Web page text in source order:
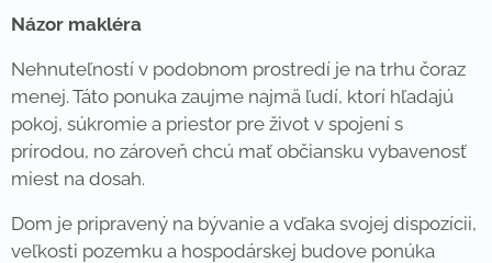
Názor makléra
Nehnuteľností v podobnom prostredí je na trhu čoraz
menej. Táto ponuka zaujme najmä ľudí, ktorí hľadajú
pokoj, súkromie a priestor pre život v spojení s
prírodou, no zároveň chcú mať občiansku vybavenosť
miest na dosah.
Dom je pripravený na bývanie a vďaka svojej dispozícii,
veľkosti pozemku a hospodárskej budove ponúka